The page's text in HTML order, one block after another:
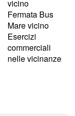
vicino
Fermata Bus
Mare vicino
Esercizi
commerciali
nelle vicinanze